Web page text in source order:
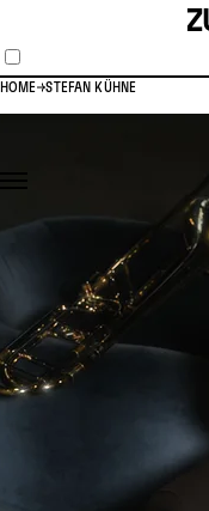
HOME STEFAN KÜHNE